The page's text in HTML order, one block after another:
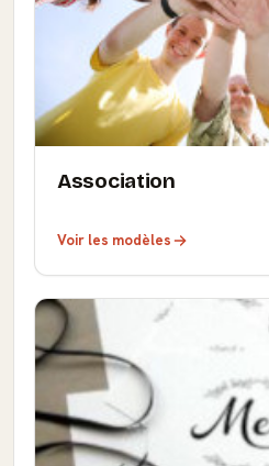
Association
Voir les modèles